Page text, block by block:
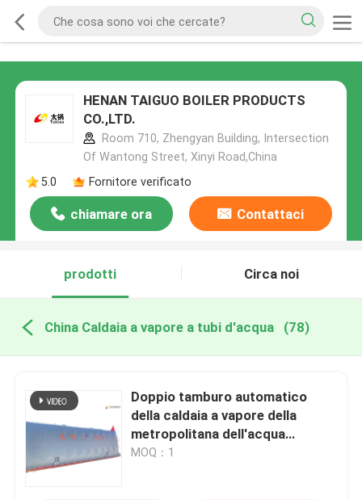
HENAN TAIGUO BOILER PRODUCTS
CO.,LTD.
Room 710, Zhengyan Building, Intersection
Of Wantong Street, Xinyi Road,China
5.0
Fornitore verificato
chiamare ora Contattaci
prodotti Circa noi
China Caldaia a vapore a tubi d'acqua (78)
Doppio tamburo automatico
della caldaia a vapore della
metropolitana dell'acqua
controllato SpA
MOQ：1